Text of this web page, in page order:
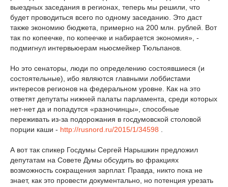
выездных заседания в регионах, теперь мы решили, что
будет проводиться всего по одному заседанию. Это даст
также экономию бюджета, примерно на 200 млн. рублей. Вот
так по копеечке, по копеечке и набирается экономия», -
подмигнул интервьюерам ньюсмейкер Тюльпанов.
Но это сенаторы, люди по определению состоявшиеся (и
состоятельные), ибо являются главными лоббистами
интересов регионов на федеральном уровне. Как на это
ответят депутаты нижней палаты парламента, среди которых
нет-нет да и попадутся «разночинцы», способные
переживать из-за подорожания в госдумовской столовой
порции каши - http://rusnord.ru/2015/1/34598
А вот так спикер Госдумы Сергей Нарышкин предложил
депутатам на Совете Думы обсудить во фракциях
возможность сокращения зарплат. Правда, никто пока не
знает, как это провести документально, но потенция урезать